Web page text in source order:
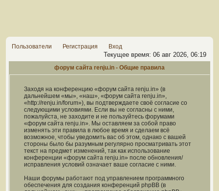
Пользователи Регистрация Вход
Текущее время: 06 авг 2026, 06:19
форум сайта renju.in - Общие правила
Заходя на конференцию «форум сайта renju.in» (в
дальнейшем «мы», «наш», «форум сайта renju.in»,
«http://renju.in/forum»), вы подтверждаете своё согласие со
следующими условиями. Если вы не согласны с ними,
пожалуйста, не заходите и не пользуйтесь форумами
«форум сайта renju.in». Мы оставляем за собой право
изменять эти правила в любое время и сделаем всё
возможное, чтобы уведомить вас об этом, однако с вашей
стороны было бы разумным регулярно просматривать этот
текст на предмет изменений, так как использование
конференции «форум сайта renju.in» после обновления/
исправления условий означает ваше согласие с ними.
Наши форумы работают под управлением программного
обеспечения для создания конференций phpBB (в